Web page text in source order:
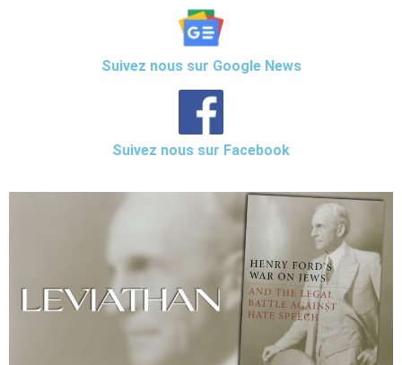
Suivez nous sur Google News
Suivez nous sur Facebook